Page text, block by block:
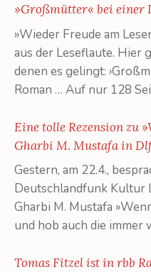
»Großmütter« bei einer
»Wieder Freude am
aus der Leseflaute. Hier
denen es gelingt:
Roman … Auf nur 128
Eine tolle Rezension zu
Gharbi M. Mustafa in
Gestern, am 22.4.,
Deutschlandfunk Kultur
Gharbi M. Mustafa
und hob auch die
Tomas Fitzel ist in rbb